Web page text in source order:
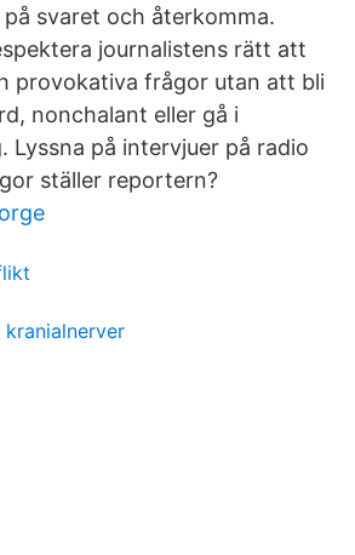
svaret och återkomma.
journalistens rätt att
provokativa frågor utan att bli
nonchalant eller gå i
Lyssna på intervjuer på radio
ställer reportern?